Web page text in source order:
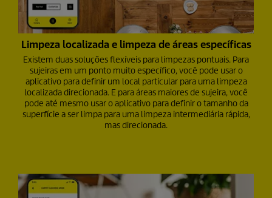
Limpeza localizada e limpeza de áreas específicas
Existem duas soluções flexíveis para limpezas pontuais. Para
sujeiras em um ponto muito específico, você pode usar o
aplicativo para definir um local particular para uma limpeza
localizada direcionada. E para áreas maiores de sujeira, você
pode até mesmo usar o aplicativo para definir o tamanho da
superfície a ser limpa para uma limpeza intermediária rápida,
mas direcionada.